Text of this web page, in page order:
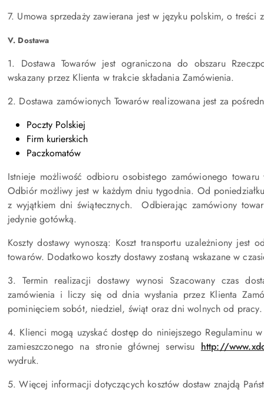
7. Umowa sprzedaży zawierana jest w języku polskim, o treści
V. Dostawa
1. Dostawa Towarów jest ograniczona do obszaru
wskazany przez Klienta w trakcie składania Zamówienia.
2. Dostawa zamówionych Towarów realizowana jest za
Poczty Polskiej
Firm kurierskich
Paczkomatów
Istnieje możliwość odbioru osobistego zamówionego
Odbiór możliwy jest w każdym dniu tygodnia. Od
z wyjątkiem dni świątecznych. Odbierając zamówiony
jedynie gotówką.
Koszty dostawy wynoszą: Koszt transportu uzależniony jest
towarów. Dodatkowo koszty dostawy zostaną wskazane w
3. Termin realizacji dostawy wynosi Szacowany czas
zamówienia i liczy się od dnia wysłania przez Klienta
pominięciem sobót, niedziel, świąt oraz dni wolnych od pracy.
4. Klienci mogą uzyskać dostęp do niniejszego Regulaminu
zamieszczonego na stronie głównej serwisu http://
wydruk.
5. Więcej informacji dotyczących kosztów dostaw znajdą